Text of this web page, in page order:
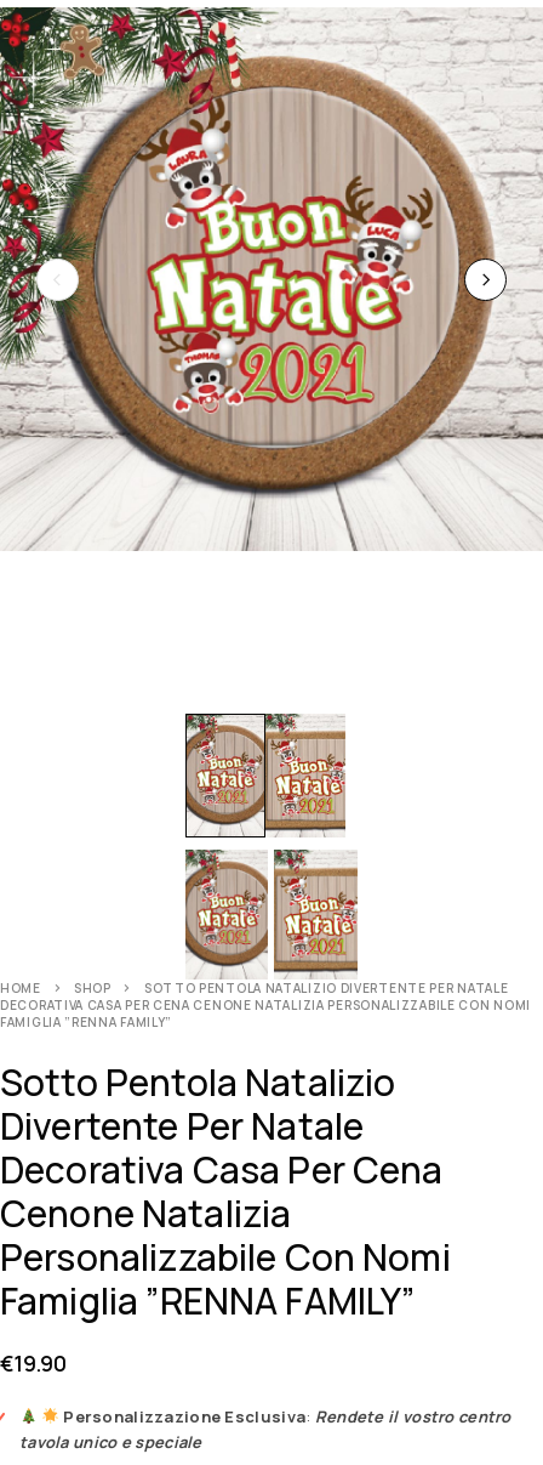
HOME SHOP
SOTTO PENTOLA NATALIZIO DIVERTENTE PER NATALE
DECORATIVA CASA PER CENA CENONE NATALIZIA PERSONALIZZABILE CON NOMI
FAMIGLIA ”RENNA FAMILY”
Sotto Pentola Natalizio
Divertente Per Natale
Decorativa Casa Per Cena
Cenone Natalizia
Personalizzabile Con Nomi
Famiglia ”RENNA FAMILY”
€19.90
Personalizzazione Esclusiva: Rendete il vostro centro
tavola unico e speciale